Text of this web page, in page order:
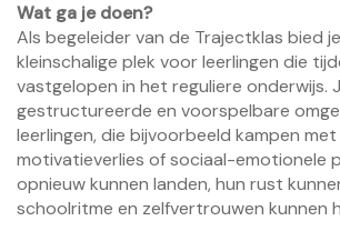
Wat ga je doen?
Als begeleider van de Trajectklas bied
kleinschalige plek voor leerlingen die
vastgelopen in het reguliere onderwijs.
gestructureerde en voorspelbare
leerlingen, die bijvoorbeeld kampen
motivatieverlies of sociaal-emotionele
opnieuw kunnen landen, hun rust
schoolritme en zelfvertrouwen kunnen